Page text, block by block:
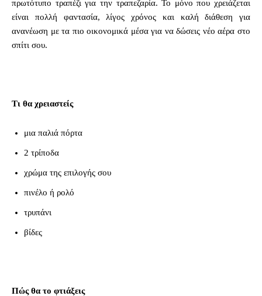
πρωτότυπο τραπέζι για την τραπεζαρία. Το μόνο που χρειάζεται
είναι πολλή φαντασία, λίγος χρόνος και καλή διάθεση για
ανανέωση με τα πιο οικονομικά μέσα για να δώσεις νέο αέρα στο
σπίτι σου.
Τι θα χρειαστείς
μια παλιά πόρτα
2 τρίποδα
χρώμα της επιλογής σου
πινέλο ή ρολό
τρυπάνι
βίδες
Πώς θα το φτιάξεις